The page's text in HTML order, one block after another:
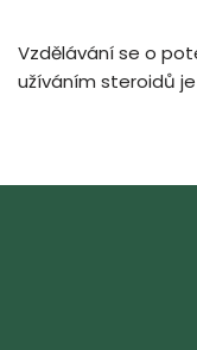
Vzdělávání se o
užíváním steroidů